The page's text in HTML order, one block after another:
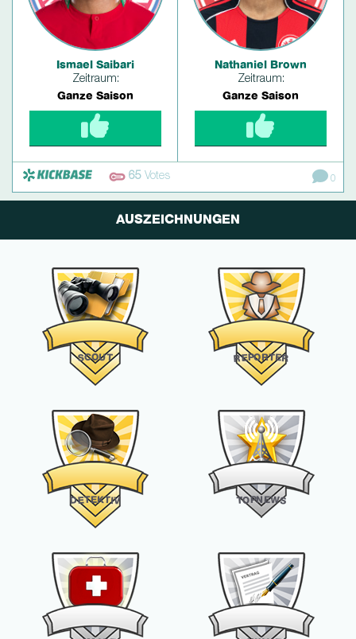
Ismael Saibari
Zeitraum:
Ganze Saison
Nathaniel Brown
Zeitraum:
Ganze Saison
65 Votes 0
AUSZEICHNUNGEN
SCOUT REPORTER
DETEKTIV TOPN EWS